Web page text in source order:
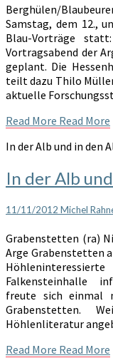
Berghülen/
Samstag, dem 12.,
Blau-Vorträge
Vortragsabend der
geplant. Die
teilt dazu Thilo
aktuelle
Read More Read More
In der Alb und in den
In der Alb
11/11/2012 Michel
Grabenstetten (ra)
Arge Grabenstetten
Falkensteinhalle
freute sich einmal
Grabenstetten.
Höhlenliteratur
Read More Read More